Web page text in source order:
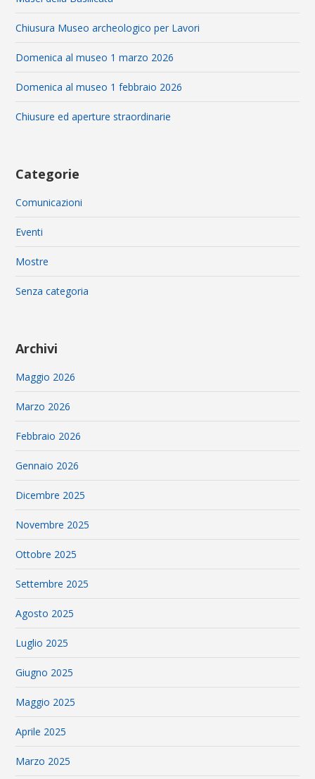
Chiusura Museo archeologico per Lavori
Domenica al museo 1 marzo 2026
Domenica al museo 1 febbraio 2026
Chiusure ed aperture straordinarie
Categorie
Comunicazioni
Eventi
Mostre
Senza categoria
Archivi
Maggio 2026
Marzo 2026
Febbraio 2026
Gennaio 2026
Dicembre 2025
Novembre 2025
Ottobre 2025
Settembre 2025
Agosto 2025
Luglio 2025
Giugno 2025
Maggio 2025
Aprile 2025
Marzo 2025